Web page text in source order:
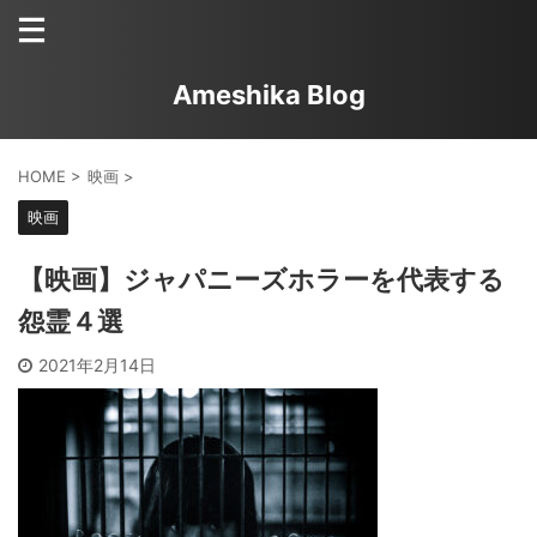
Ameshika Blog
HOME > 映画 >
映画
【映画】ジャパニーズホラーを代表する
怨霊４選
2021年2月14日